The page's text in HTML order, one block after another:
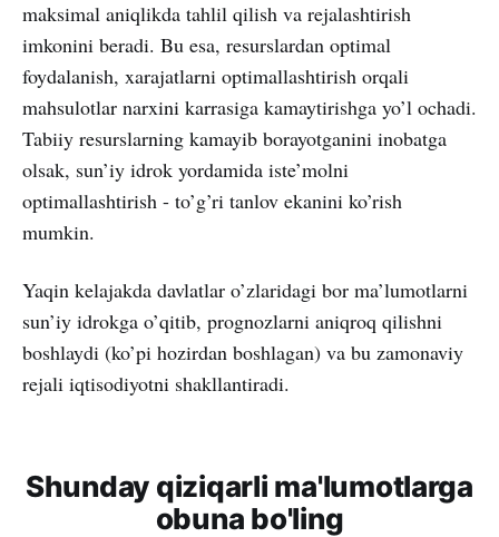
maksimal aniqlikda tahlil qilish va rejalashtirish
imkonini beradi. Bu esa, resurslardan optimal
foydalanish, xarajatlarni optimallashtirish orqali
mahsulotlar narxini karrasiga kamaytirishga yo’l ochadi.
Tabiiy resurslarning kamayib borayotganini inobatga
olsak, sun’iy idrok yordamida iste’molni
optimallashtirish - to’g’ri tanlov ekanini ko’rish
mumkin.
Yaqin kelajakda davlatlar o’zlaridagi bor ma’lumotlarni
sun’iy idrokga o’qitib, prognozlarni aniqroq qilishni
boshlaydi (ko’pi hozirdan boshlagan) va bu zamonaviy
rejali iqtisodiyotni shakllantiradi.
Shunday qiziqarli ma'lumotlarga
obuna bo'ling